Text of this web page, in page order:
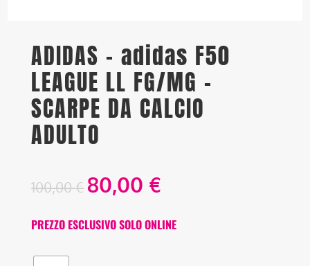
ADIDAS – adidas F50
LEAGUE LL FG/MG –
SCARPE DA CALCIO
ADULTO
100,00€ 80,00 €
PREZZO ESCLUSIVO SOLO ONLINE